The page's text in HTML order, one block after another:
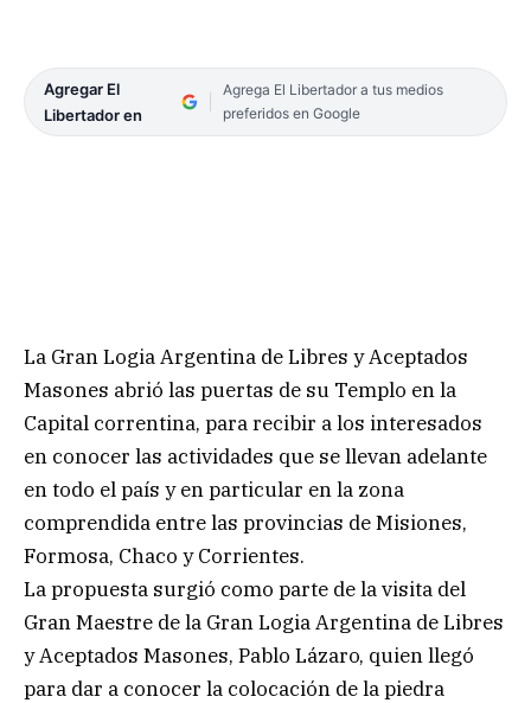
Agregar El
Libertador en
Agrega El Libertador a tus medios
preferidos en Google
La Gran Logia Argentina de Libres y Aceptados
Masones abrió las puertas de su Templo en la
Capital correntina, para recibir a los interesados
en conocer las actividades que se llevan adelante
en todo el país y en particular en la zona
comprendida entre las provincias de Misiones,
Formosa, Chaco y Corrientes.
La propuesta surgió como parte de la visita del
Gran Maestre de la Gran Logia Argentina de Libres
y Aceptados Masones, Pablo Lázaro, quien llegó
para dar a conocer la colocación de la piedra